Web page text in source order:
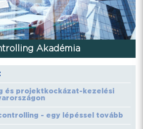
Akadémia
és projektkockázat-kezelési
- egy lépéssel tovább